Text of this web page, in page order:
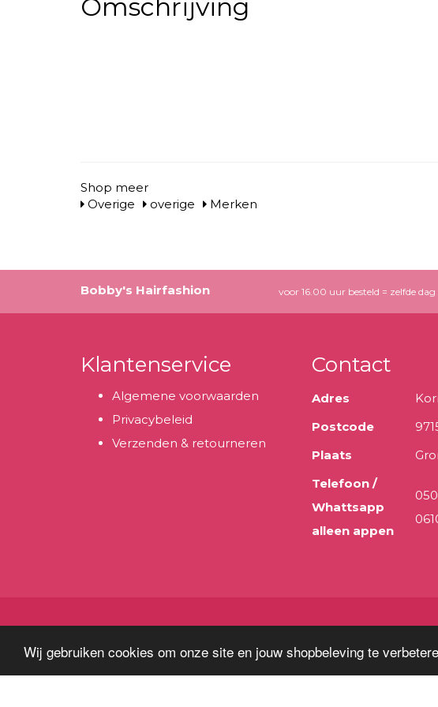
Wij gebruiken cookies om onze site en jouw shopbeleving te
Omschrijving
Shop meer
Overige
overige Merken
Bobby's Hairfashion voor 16.00 uur besteld = zelfde
Klantenservice
Algemene voorwaarden
Privacybeleid
Verzenden & retourneren
Contact
Adres
Postcode
Plaats
Telefoon /
Whattsapp
alleen appen